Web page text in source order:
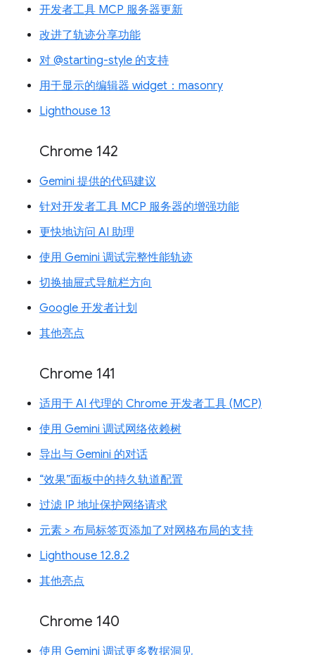
开发者工具 MCP 服务器更新
改进了轨迹分享功能
对 @starting-style 的支持
用于显示的编辑器 widget：masonry
Lighthouse 13
Chrome 142
Gemini 提供的代码建议
针对开发者工具 MCP 服务器的增强功能
更快地访问 AI 助理
使用 Gemini 调试完整性能轨迹
切换抽屉式导航栏方向
Google 开发者计划
其他亮点
Chrome 141
适用于 AI 代理的 Chrome 开发者工具 (MCP)
使用 Gemini 调试网络依赖树
导出与 Gemini 的对话
“效果”面板中的持久轨道配置
过滤 IP 地址保护网络请求
元素 > 布局标签页添加了对网格布局的支持
Lighthouse 12.8.2
其他亮点
Chrome 140
使用 Gemini 调试更多数据洞见